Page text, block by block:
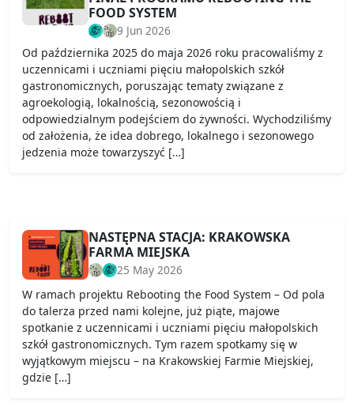
FOOD SYSTEM
9 Jun 2026
Od października 2025 do maja 2026 roku pracowaliśmy z
uczennicami i uczniami pięciu małopolskich szkół
gastronomicznych, poruszając tematy związane z
agroekologią, lokalnością, sezonowością i
odpowiedzialnym podejściem do żywności. Wychodziliśmy
od założenia, że idea dobrego, lokalnego i sezonowego
jedzenia może towarzyszyć […]
NASTĘPNA STACJA: KRAKOWSKA
FARMA MIEJSKA
25 May 2026
W ramach projektu Rebooting the Food System – Od pola
do talerza przed nami kolejne, już piąte, majowe
spotkanie z uczennicami i uczniami pięciu małopolskich
szkół gastronomicznych. Tym razem spotkamy się w
wyjątkowym miejscu – na Krakowskiej Farmie Miejskiej,
gdzie […]